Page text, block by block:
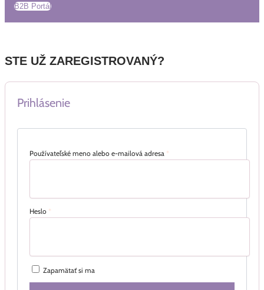
B2B Portál
STE UŽ ZAREGISTROVANÝ?
Prihlásenie
Používateľské meno alebo e-mailová adresa *
Heslo *
Zapamätať si ma